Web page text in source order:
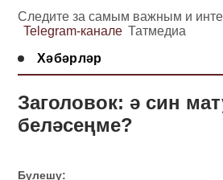
Следите за самым важным и
Telegram-канале Татмедиа
Хәбәрләр
Заголовок: ә син
беләсеңме?
Бүлешү: